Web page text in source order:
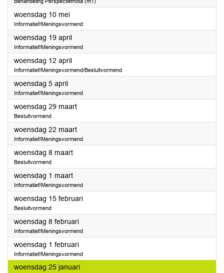
woensdag 10 mei2023
Informatief/Meningsvormend
woensdag 19 april2023
Informatief/Meningsvormend
woensdag 12 april2023
Informatief/Meningsvormend/Besluitvormend
woensdag 5 april2023
Informatief/Meningsvormend
woensdag 29 maart2023
Besluitvormend
woensdag 22 maart2023
Informatief/Meningsvormend
woensdag 8 maart2023
Besluitvormend
woensdag 1 maart2023
Informatief/Meningsvormend
woensdag 15 februari2023
Besluitvormend
woensdag 8 februari2023
Informatief/Meningsvormend
woensdag 1 februari2023
Informatief/Meningsvormend
woensdag 25 januari2023